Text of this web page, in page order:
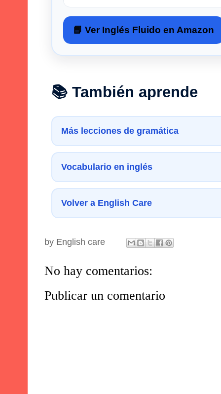
📘 Ver Inglés Fluido en Amazon
📚 También aprende
Más lecciones de gramática
Vocabulario en inglés
Volver a English Care
by English care
No hay comentarios:
Publicar un comentario